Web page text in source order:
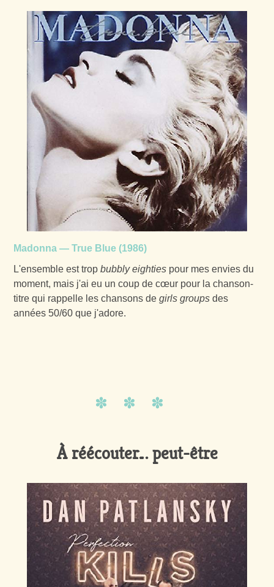
Madonna — True Blue (1986)
L'ensemble est tropbubbly eighties pour mes envies du
moment, mais j'ai eu un coup de cœur pour la chanson-
titre qui rappelle les chansons degirls groups des
années 50/60 que j'adore.
À réécouter… peut-être